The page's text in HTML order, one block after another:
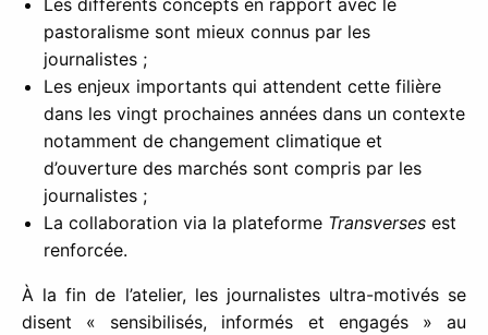
Les différents concepts en rapport avec le
pastoralisme sont mieux connus par les
journalistes ;
Les enjeux importants qui attendent cette filière
dans les vingt prochaines années dans un contexte
notamment de changement climatique et
d’ouverture des marchés sont compris par les
journalistes ;
La collaboration via la plateforme Transverses est
renforcée.
À la fin de l’atelier, les journalistes ultra-motivés se
disent « sensibilisés, informés et engagés » au